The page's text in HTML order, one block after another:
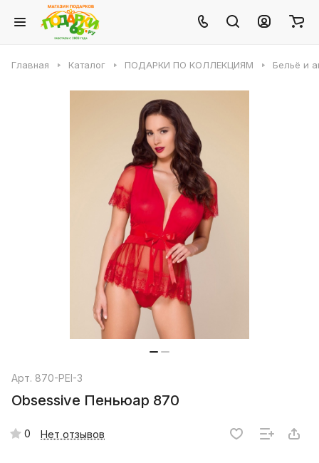
Главная Каталог ПОДАРКИ ПО КОЛЛЕКЦИЯМ Бельё и
Арт. 870-PEI-3
Obsessive Пеньюар 870
0 Нет отзывов